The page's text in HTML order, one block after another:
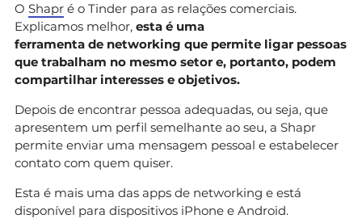
O Shapr é o Tinder para as relações comerciais.
Explicamos melhor, esta é uma
ferramenta de networking que permite ligar pessoas
que trabalham no mesmo setor e, portanto, podem
compartilhar interesses e objetivos.
Depois de encontrar pessoa adequadas, ou seja, que
apresentem um perfil semelhante ao seu, a Shapr
permite enviar uma mensagem pessoal e estabelecer
contato com quem quiser.
Esta é mais uma das apps de networking e está
disponível para dispositivos iPhone e Android.